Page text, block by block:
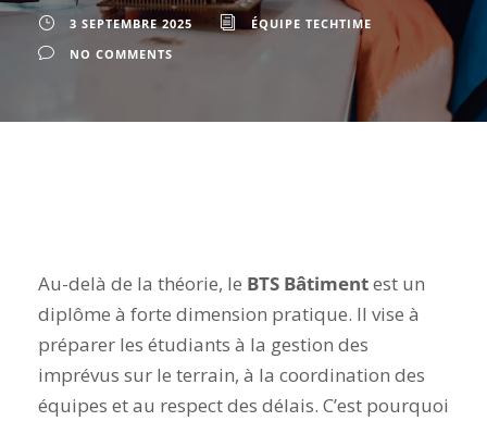
3 SEPTEMBRE 2025
ÉQUIPE TECHTIME
NO COMMENTS
Au-delà de la théorie, le BTS Bâtimentest un
diplôme à forte dimension pratique. Il vise à
préparer les étudiants à la gestion des
imprévus sur le terrain, à la coordination des
équipes et au respect des délais. C’est pourquoi